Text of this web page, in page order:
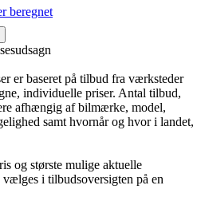
beregnet
er baseret på tilbud fra værksteder
individuelle priser. Antal tilbud,
afhængig af bilmærke, model,
samt hvornår og hvor i landet,
og største mulige aktuelle
vælges i tilbudsoversigten på en